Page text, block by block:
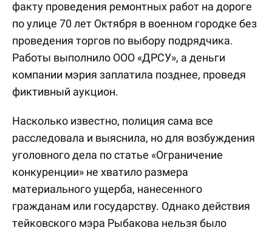
факту проведения ремонтных работ на дороге
по улице 70 лет Октября в военном городке без
проведения торгов по выбору подрядчика.
Работы выполнило ООО «ДРСУ», а деньги
компании мэрия заплатила позднее, проведя
фиктивный аукцион.
Насколько известно, полиция сама все
расследовала и выяснила, но для возбуждения
уголовного дела по статье «Ограничение
конкуренции» не хватило размера
материального ущерба, нанесенного
гражданам или государству. Однако действия
тейковского мэра Рыбакова нельзя было